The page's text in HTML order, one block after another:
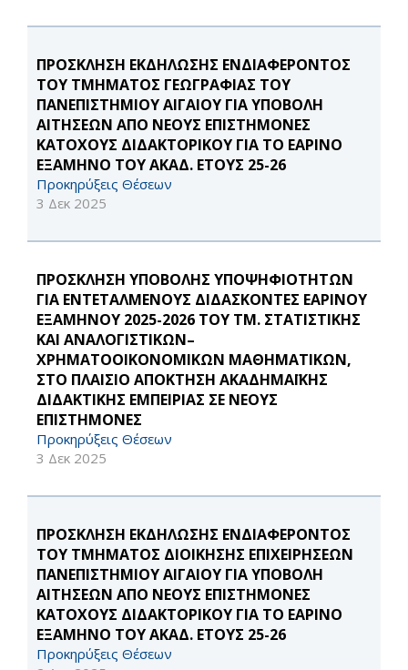
ΠΡΟΣΚΛΗΣΗ ΕΚΔΗΛΩΣΗΣ ΕΝΔΙΑΦΕΡΟΝΤΟΣ
ΤΟΥ ΤΜΗΜΑΤΟΣ ΓΕΩΓΡΑΦΙΑΣ ΤΟΥ
ΠΑΝΕΠΙΣΤΗΜΙΟΥ ΑΙΓΑΙΟΥ ΓΙΑ ΥΠΟΒΟΛΗ
ΑΙΤΗΣΕΩΝ ΑΠΟ ΝΕΟΥΣ ΕΠΙΣΤΗΜΟΝΕΣ
ΚΑΤΟΧΟΥΣ ΔΙΔΑΚΤΟΡΙΚΟΥ ΓΙΑ ΤΟ ΕΑΡΙΝΟ
ΕΞΑΜΗΝΟ ΤΟΥ ΑΚΑΔ. ΕΤΟΥΣ 25-26
Προκηρύξεις Θέσεων
3 Δεκ 2025
ΠΡΟΣΚΛΗΣΗ ΥΠΟΒΟΛΗΣ ΥΠΟΨΗΦΙΟΤΗΤΩΝ
ΓΙΑ ΕΝΤΕΤΑΛΜΕΝΟΥΣ ΔΙΔΑΣΚΟΝΤΕΣ ΕΑΡΙΝΟΥ
ΕΞΑΜΗΝΟΥ 2025-2026 ΤΟΥ ΤΜ. ΣΤΑΤΙΣΤΙΚΗΣ
ΚΑΙ ΑΝΑΛΟΓΙΣΤΙΚΩΝ–
ΧΡΗΜΑΤΟΟΙΚΟΝΟΜΙΚΩΝ ΜΑΘΗΜΑΤΙΚΩΝ,
ΣΤΟ ΠΛΑΙΣΙΟ ΑΠΟΚΤΗΣΗ ΑΚΑΔΗΜΑΪΚΗΣ
ΔΙΔΑΚΤΙΚΗΣ ΕΜΠΕΙΡΙΑΣ ΣΕ ΝΕΟΥΣ
ΕΠΙΣΤΗΜΟΝΕΣ
Προκηρύξεις Θέσεων
3 Δεκ 2025
ΠΡΟΣΚΛΗΣΗ ΕΚΔΗΛΩΣΗΣ ΕΝΔΙΑΦΕΡΟΝΤΟΣ
ΤΟΥ ΤΜΗΜΑΤΟΣ ΔΙΟΙΚΗΣΗΣ ΕΠΙΧΕΙΡΗΣΕΩΝ
ΠΑΝΕΠΙΣΤΗΜΙΟΥ ΑΙΓΑΙΟΥ ΓΙΑ ΥΠΟΒΟΛΗ
ΑΙΤΗΣΕΩΝ ΑΠΟ ΝΕΟΥΣ ΕΠΙΣΤΗΜΟΝΕΣ
ΚΑΤΟΧΟΥΣ ΔΙΔΑΚΤΟΡΙΚΟΥ ΓΙΑ ΤΟ ΕΑΡΙΝΟ
ΕΞΑΜΗΝΟ ΤΟΥ ΑΚΑΔ. ΕΤΟΥΣ 25-26
Προκηρύξεις Θέσεων